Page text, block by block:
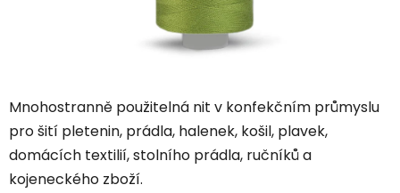
Mnohostranně použitelná nit v konfekčním průmyslu
pro šití pletenin, prádla, halenek, košil, plavek,
domácích textilií, stolního prádla, ručníků a
kojeneckého zboží.